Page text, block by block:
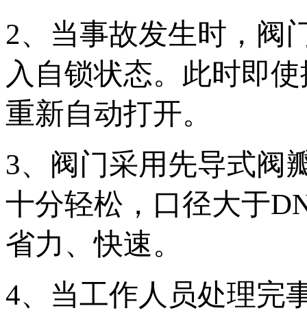
2、当事故发生时，阀
入自锁状态。此时即
重新自动打开。
3、阀门采用先导式阀
十分轻松，口径大于
省力、快速。
4、当工作人员处理完